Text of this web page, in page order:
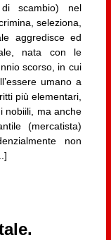
scambio) nel
seleziona,
aggredisce ed
nata con le
scorso, in cui
umano a
più elementari,
nobiili, ma anche
(mercatista)
non